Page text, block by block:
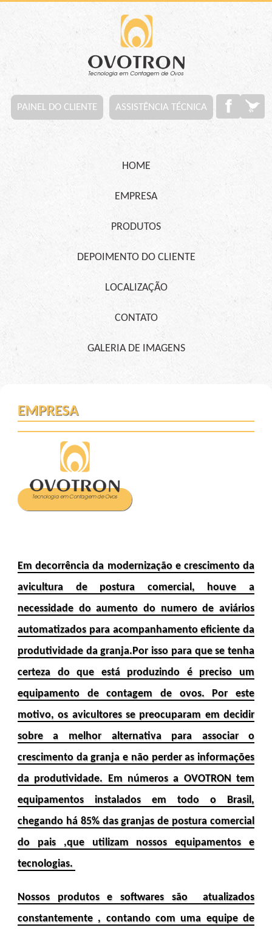
PAINEL DO CLIENTE ASSISTÊNCIA TÉCNICA
HOME
EMPRESA
PRODUTOS
DEPOIMENTO DO CLIENTE
LOCALIZAÇÃO
CONTATO
GALERIA DE IMAGENS
EMPRESA
Em decorrência da modernização e crescimento da
avicultura de postura comercial, houve a
necessidade do aumento do numero de aviários
automatizados para acompanhamento eficiente da
produtividade da granja.Por isso para que se tenha
certeza do que está produzindo é preciso um
equipamento de contagem de ovos. Por este
motivo, os avicultores se preocuparam em decidir
sobre a melhor alternativa para associar o
crescimento da granja e não perder as informações
da produtividade. Em números a OVOTRON tem
equipamentos instalados em todo o Brasil,
chegando há 85% das granjas de postura comercial
do pais ,que utilizam nossos equipamentos e
tecnologias.
Nossos produtos e softwares são atualizados
constantemente , contando com uma equipe de